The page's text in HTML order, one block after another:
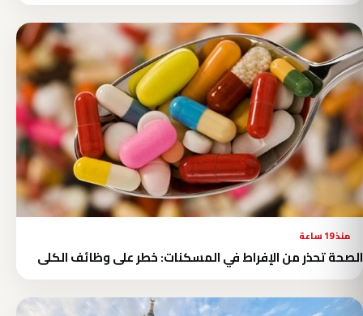
منذ 19 ساعة
الصحة تحذر من الإفراط في المسكنات: خطر على وظائف الكلى